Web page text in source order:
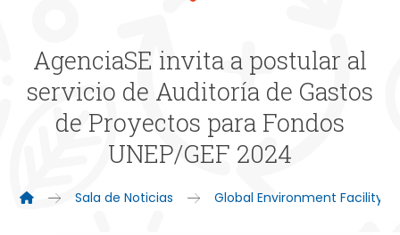
AgenciaSE invita a postular al
servicio de Auditoría de Gastos
de Proyectos para Fondos
UNEP/GEF 2024
Sala de Noticias Global Environment Facility